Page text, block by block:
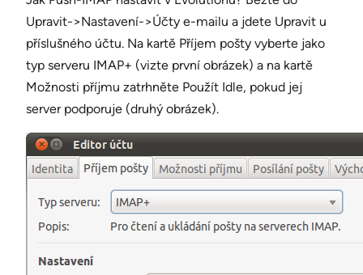
Upravit->Nastavení->Účty e-mailu a jdete Upravit u
příslušného účtu. Na kartě Příjem pošty vyberte jako
typ serveru IMAP+ (vizte první obrázek) a na kartě
Možnosti příjmu zatrhněte Použít Idle, pokud jej
server podporuje (druhý obrázek).